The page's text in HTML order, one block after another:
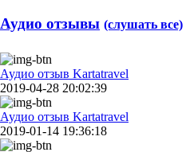
Аудио отзывы (слушать все)
Аудио отзыв Kartatravel
2019-04-28 20:02:39
Аудио отзыв Kartatravel
2019-01-14 19:36:18